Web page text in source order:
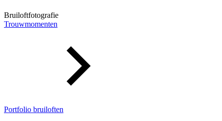
Bruiloftfotografie
Trouwmomenten
Portfolio bruiloften